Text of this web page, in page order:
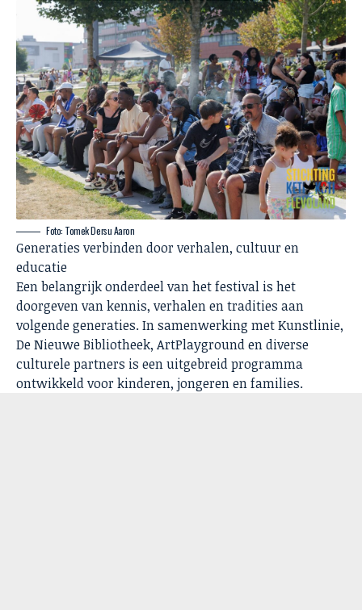
Foto: Tomek Dersu Aaron
Generaties verbinden door verhalen, cultuur en
educatie
Een belangrijk onderdeel van het festival is het
doorgeven van kennis, verhalen en tradities aan
volgende generaties. In samenwerking met Kunstlinie,
De Nieuwe Bibliotheek, ArtPlayground en diverse
culturele partners is een uitgebreid programma
ontwikkeld voor kinderen, jongeren en families.